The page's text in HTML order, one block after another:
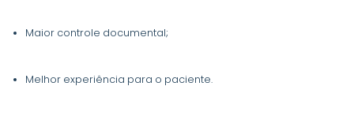
Maior controle documental;
Melhor experiência para o paciente.